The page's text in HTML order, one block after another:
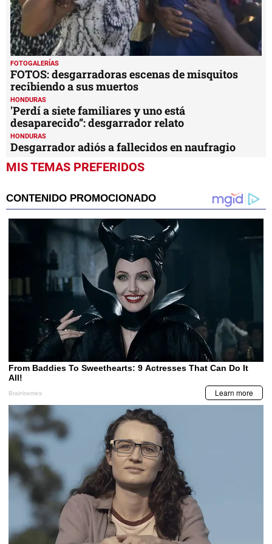
FOTOGALERÍAS
FOTOS: desgarradoras escenas de misquitos
recibiendo a sus muertos
HONDURAS
'Perdí a siete familiares y uno está
desaparecido”: desgarrador relato
HONDURAS
Desgarrador adiós a fallecidos en naufragio
MIS TEMAS PREFERIDOS